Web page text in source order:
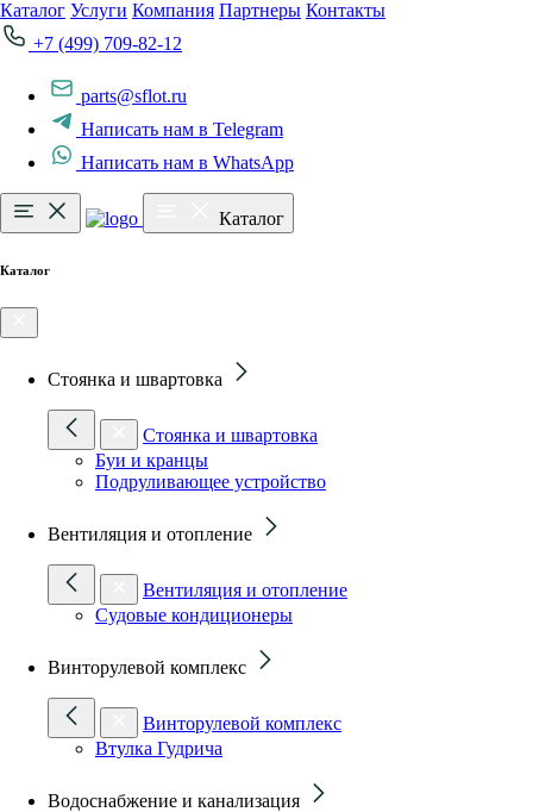
Каталог Услуги Компания Партнеры Контакты
+7 (499) 709-82-12
parts@sflot.ru
Написать нам в Telegram
Написать нам в WhatsApp
Каталог
Каталог
Стоянка и швартовка
Стоянка и швартовка
Буи и кранцы
Подруливающее устройство
Вентиляция и отопление
Вентиляция и отопление
Судовые кондиционеры
Винторулевой комплекс
Винторулевой комплекс
Втулка Гудрича
Водоснабжение и канализация